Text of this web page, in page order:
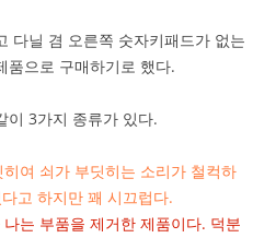
다닐 겸 오른쪽 숫자키패드가 없는
품으로 구매하기로 했다.
이 3가지 종류가 있다.
여 쇠가 부딧히는 소리가 철컥하
고 하지만 꽤 시끄럽다.
는 부품을 제거한 제품이다. 덕분